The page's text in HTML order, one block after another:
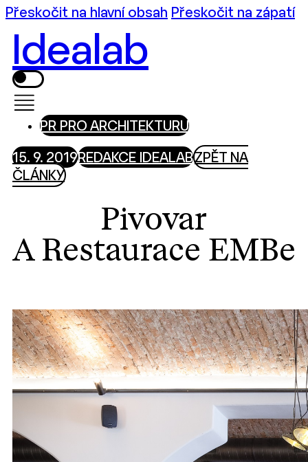
Přeskočit na hlavní obsah Přeskočit na zápatí
Idealab
PR PRO ARCHITEKTURU
15. 9. 2019REDAKCE IDEALABZPĚT NA
ČLÁNKY
Pivovar
A Restaurace EMBe